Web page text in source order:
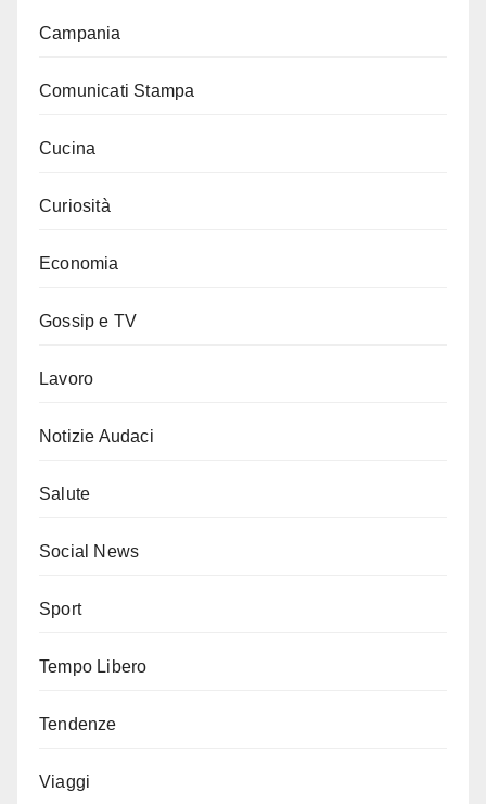
Campania
Comunicati Stampa
Cucina
Curiosità
Economia
Gossip e TV
Lavoro
Notizie Audaci
Salute
Social News
Sport
Tempo Libero
Tendenze
Viaggi